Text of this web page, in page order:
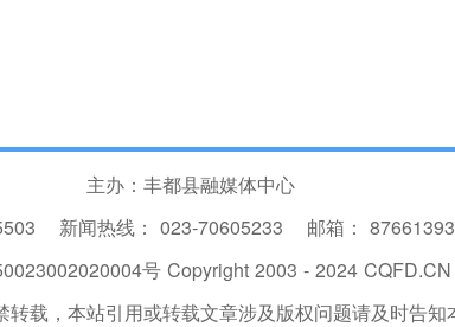
主办：丰都县融媒体中心
新闻热线： 023-70605233 邮箱：
号 Copyright 2003 - 2024
转载，本站引用或转载文章涉及版权问题请及时告知